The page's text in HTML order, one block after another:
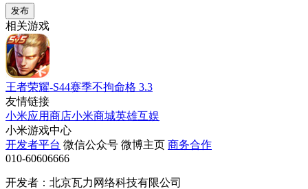
发布
相关游戏
王者荣耀-S44赛季不拘命格 3.3
友情链接
小米应用商店小米商城英雄互娱
小米游戏中心
开发者平台 微信公众号 微博主页 商务合作
010-60606666
开发者：北京瓦力网络科技有限公司